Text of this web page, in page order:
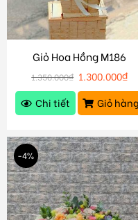
Giỏ Hoa Hồng M186
1.350.000₫ 1.300.000₫
Chi tiết
Giỏ hàng
-4%